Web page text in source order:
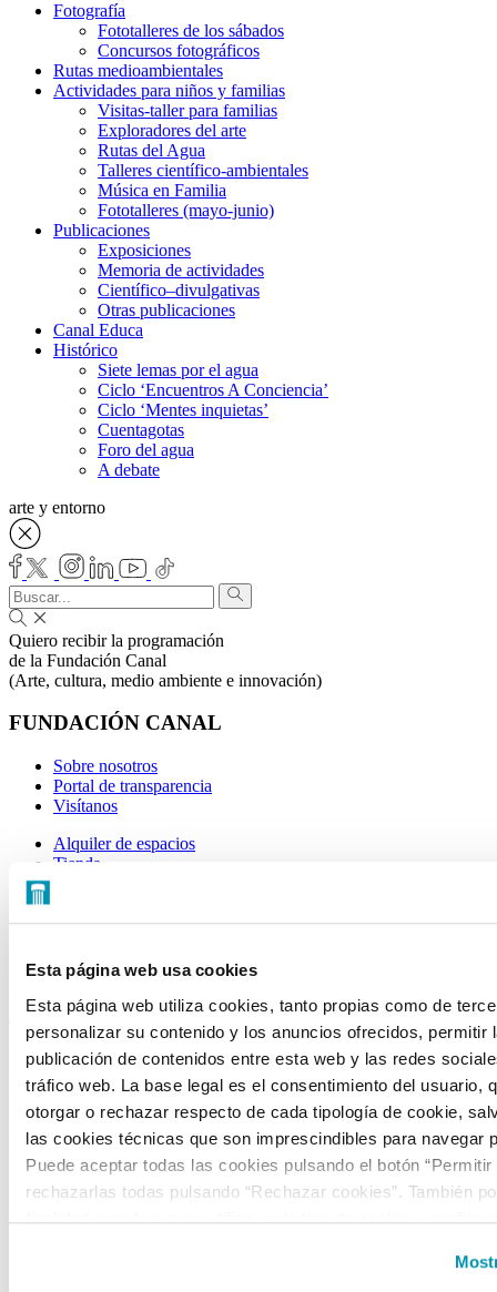
Esta página web usa cookies
Esta página web utiliza cookies, tanto propias como de
personalizar su contenido y los anuncios ofrecidos, permitir
publicación de contenidos entre esta web y las redes
tráfico web. La base legal es el consentimiento del usuario,
otorgar o rechazar respecto de cada tipología de cookie,
las cookies técnicas que son imprescindibles para navegar
Puede aceptar todas las cookies pulsando el botón “Permitir
rechazarlas todas pulsando “Rechazar cookies”. También
finalidad para la que se utiliza cada tipo de cookie y
la web, responsable del tratamiento de las cookies, y sus
Fotografía
Fototalleres de los sábados
Concursos fotográficos
Rutas medioambientales
Actividades para niños y familias
Visitas-taller para familias
Exploradores del arte
Rutas del Agua
Talleres científico-ambientales
Música en Familia
Fototalleres (mayo-junio)
Publicaciones
Exposiciones
Memoria de actividades
Científico–divulgativas
Otras publicaciones
Canal Educa
Histórico
Siete lemas por el agua
Ciclo ‘Encuentros A Conciencia’
Ciclo ‘Mentes inquietas’
Cuentagotas
Foro del agua
A debate
arte y entorno
Quiero recibir la programación
de la Fundación Canal
(Arte, cultura, medio ambiente e innovación)
FUNDACIÓN CANAL
Sobre nosotros
Portal de transparencia
Visítanos
Alquiler de espacios
Tienda
CONTACTO
Tel.: +34 91 545 15 01
Email: info@fundacioncanal.es
HORARIOS
Oficina:de lunes a viernes de 9 a 18 h.
EXPOSICIONES